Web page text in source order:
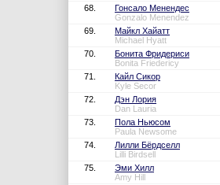
68.
Гонсало Менендес
Gonzalo Menendez
69.
Майкл Хайатт
Michael Hyatt
70.
Бонита Фридериси
Bonita Friedericy
71.
Кайл Сикор
Kyle Secor
72.
Дэн Лория
Dan Lauria
73.
Пола Ньюсом
Paula Newsome
74.
Лилли Бёрдселл
Lilli Birdsell
75.
Эми Хилл
Amy Hill